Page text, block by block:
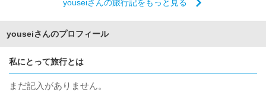
youseiさんの旅行記をもっと見る
youseiさんのプロフィール
私にとって旅行とは
まだ記入がありません。